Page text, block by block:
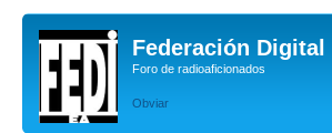
Federación Digital
Foro de radioaficionados
Obviar